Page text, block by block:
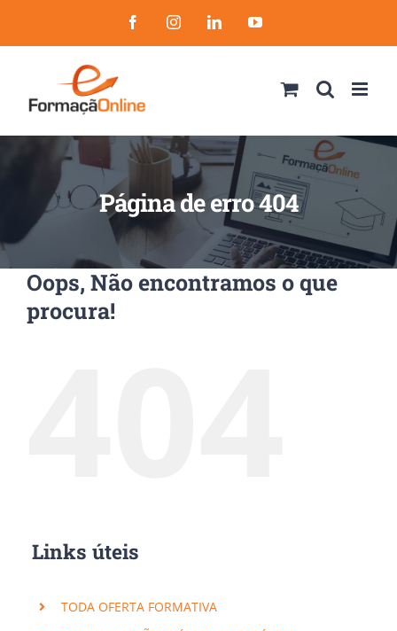
to
FacebookInstagramLinkedInYouTube
Página de erro 404
Oops, Não encontramos o que
procura!
Links úteis
TODA OFERTA FORMATIVA